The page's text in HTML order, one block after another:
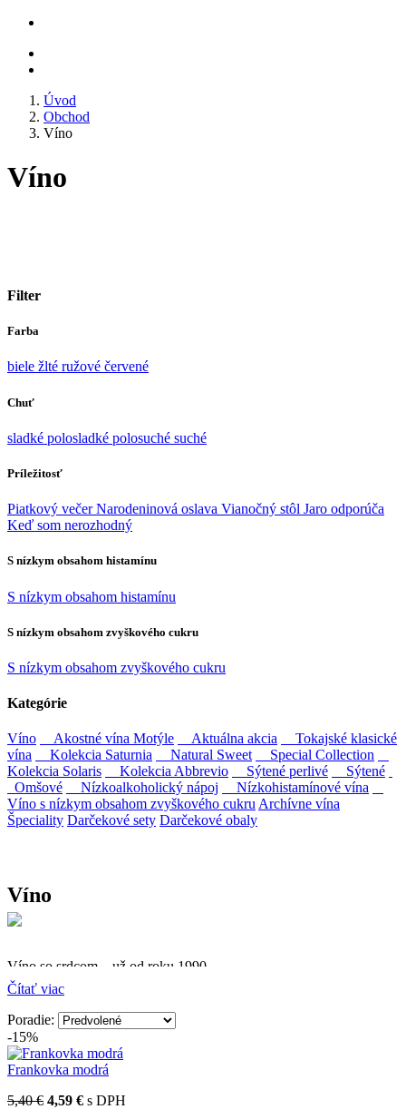
Úvod
Obchod
Víno
Víno
Filter
Farba
biele žlté ružové červené
Chuť
sladké polosladké polosuché suché
Príležitosť
Piatkový večerNarodeninová oslava Vianočný stôl Jaro odporúča
Keď som nerozhodný
S nízkym obsahom histamínu
S nízkym obsahom histamínu
S nízkym obsahom zvyškového cukru
S nízkym obsahom zvyškového cukru
Kategórie
Víno Akostné vína Motýle Aktuálna akcia
Tokajské klasické
vína
Kolekcia Saturnia Natural Sweet
Special Collection
Kolekcia Solaris
Kolekcia Abbrevio Sýtené perlivé
Sýtené
Omšové
Nízkoalkoholický nápoj
Nízkohistamínové vína
Víno s nízkym obsahom zvyškového cukru Archívne vína
Špeciality Darčekové sety Darčekové obaly
Víno
Víno so srdcom – už od roku 1990
Firma Ostrožovič je najstaršou privátnou firmou na
slovenskom Tokaji.
Vyrábame kvalitné odrodové a výberové vína. Ako prví sme
priniesli na slovenský trh sólo spracované vína z tokajských odrôd
Furmint, Lipovina a Muškát žltý reduktívnou technológiou. Hrozno
spracúvame najmodernejšími technológiami, vrátane riadenej
fermentácie.
Čítať viac
Poradie:
-15%
Frankovka modrá
5,40 € 4,59 € s DPH